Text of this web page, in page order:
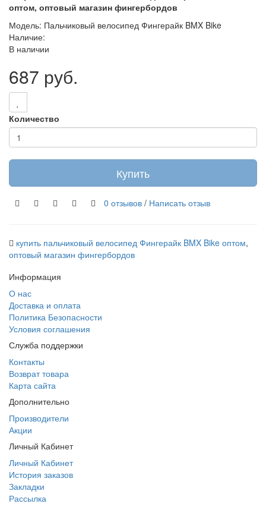
оптом, оптовый магазин фингербордов
Модель: Пальчиковый велосипед Фингерайк BMX Bike
Наличие:
В наличии
687 руб.
Количество
Купить
0 отзывов / Написать отзыв
купить пальчиковый велосипед Фингерайк BMX Bike оптом,
оптовый магазин фингербордов
Информация
О нас
Доставка и оплата
Политика Безопасности
Условия соглашения
Служба поддержки
Контакты
Возврат товара
Карта сайта
Дополнительно
Производители
Акции
Личный Кабинет
Личный Кабинет
История заказов
Закладки
Рассылка